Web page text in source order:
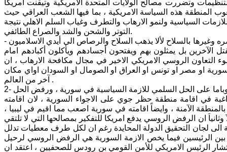
وتضررت مصالح الولايات المتحدة الامريكية وتيقنت امريكا
المنطقة هذه السياسة الامريكية ، بما فيها الشعب العراقي حيث
السياسية ولنمو الارهاب والتطرف وغياب السلم الاهلي نتيجة
التوتر والشحن والشد والصراع الطائفي.
- من هذا اني ارى ان راي بوتين والدولة الروسية على حق بمعارضتهم تزويد جبهة النصره وغيرها بالسلاح لألا يذهب السلاح والرصاص الى أيدي الاسلاميون
الآخرين بل يمثلون بهم ويفتحون أجسادهم ويأكلون أكبادهم امام
التعاون الروسي الامريكي الاخير في مجال مكافحة الارهاب ، ان
او مصر او تونس او العراق او الصومال او السودان اواي مكان
آخر من العالم .
2- من اهم نتائج اللقاء فيما يخص حل الازمة السياسية في سورية ، هو اتفاق بوتين مع اوباما على الحل السلمي للازمة السياسية في سورية ، ورفض الحل
في اقامة منطقة حظر جوي على الاجواء السورية ، لان اقامته
كوردستان وسمية بالمنطقة الآمنة ، وايضاً اقامته في سورية اصعب مما اقيم في ليبيا ،
ان الرفض الروسي يدفع امريكا للتفكير بمصالحها التي لا تلتقي
لجان التحقيق الدولة المحايدة رغم ان لكل طرف معطيات تدلل
الرئيسين فيما يخص الازمة السورية هي الرفض الروسي لرحيل
الرئيس الامريكي للأمن القومي بن رودس للصحفيين ، اعتقد ان